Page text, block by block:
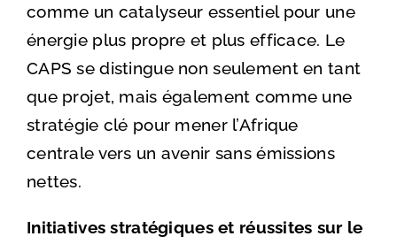
comme un catalyseur essentiel pour une
énergie plus propre et plus efficace. Le
CAPS se distingue non seulement en tant
que projet, mais également comme une
stratégie clé pour mener l’Afrique
centrale vers un avenir sans émissions
nettes.
Initiatives stratégiques et réussites sur le